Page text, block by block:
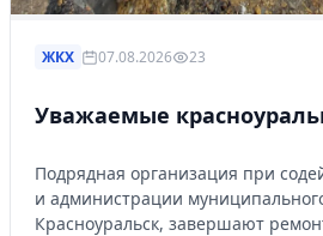
ЖКХ 07.08.2026 23
Уважаемые
Подрядная организация при
и администрации
Красноуральск, завершают